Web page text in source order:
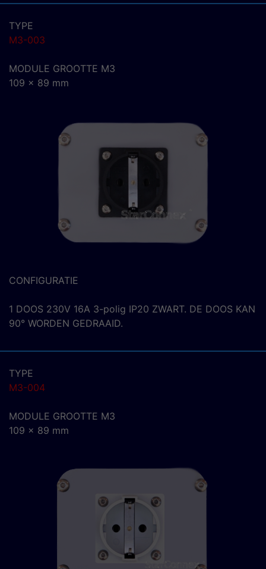
TYPE
M3-003
MODULE GROOTTE M3
109 x 89 mm
CONFIGURATIE
1 DOOS 230V 16A 3-polig IP20 ZWART. DE DOOS KAN
90° WORDEN GEDRAAID.
TYPE
M3-004
MODULE GROOTTE M3
109 x 89 mm